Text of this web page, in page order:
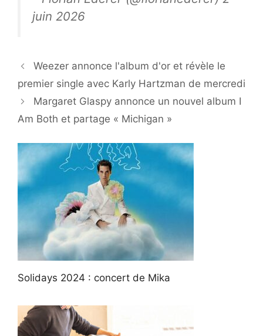
juin 2026
Weezer annonce l'album d'or et révèle le
premier single avec Karly Hartzman de mercredi
Margaret Glaspy annonce un nouvel album I
Am Both et partage « Michigan »
Solidays 2024 : concert de Mika